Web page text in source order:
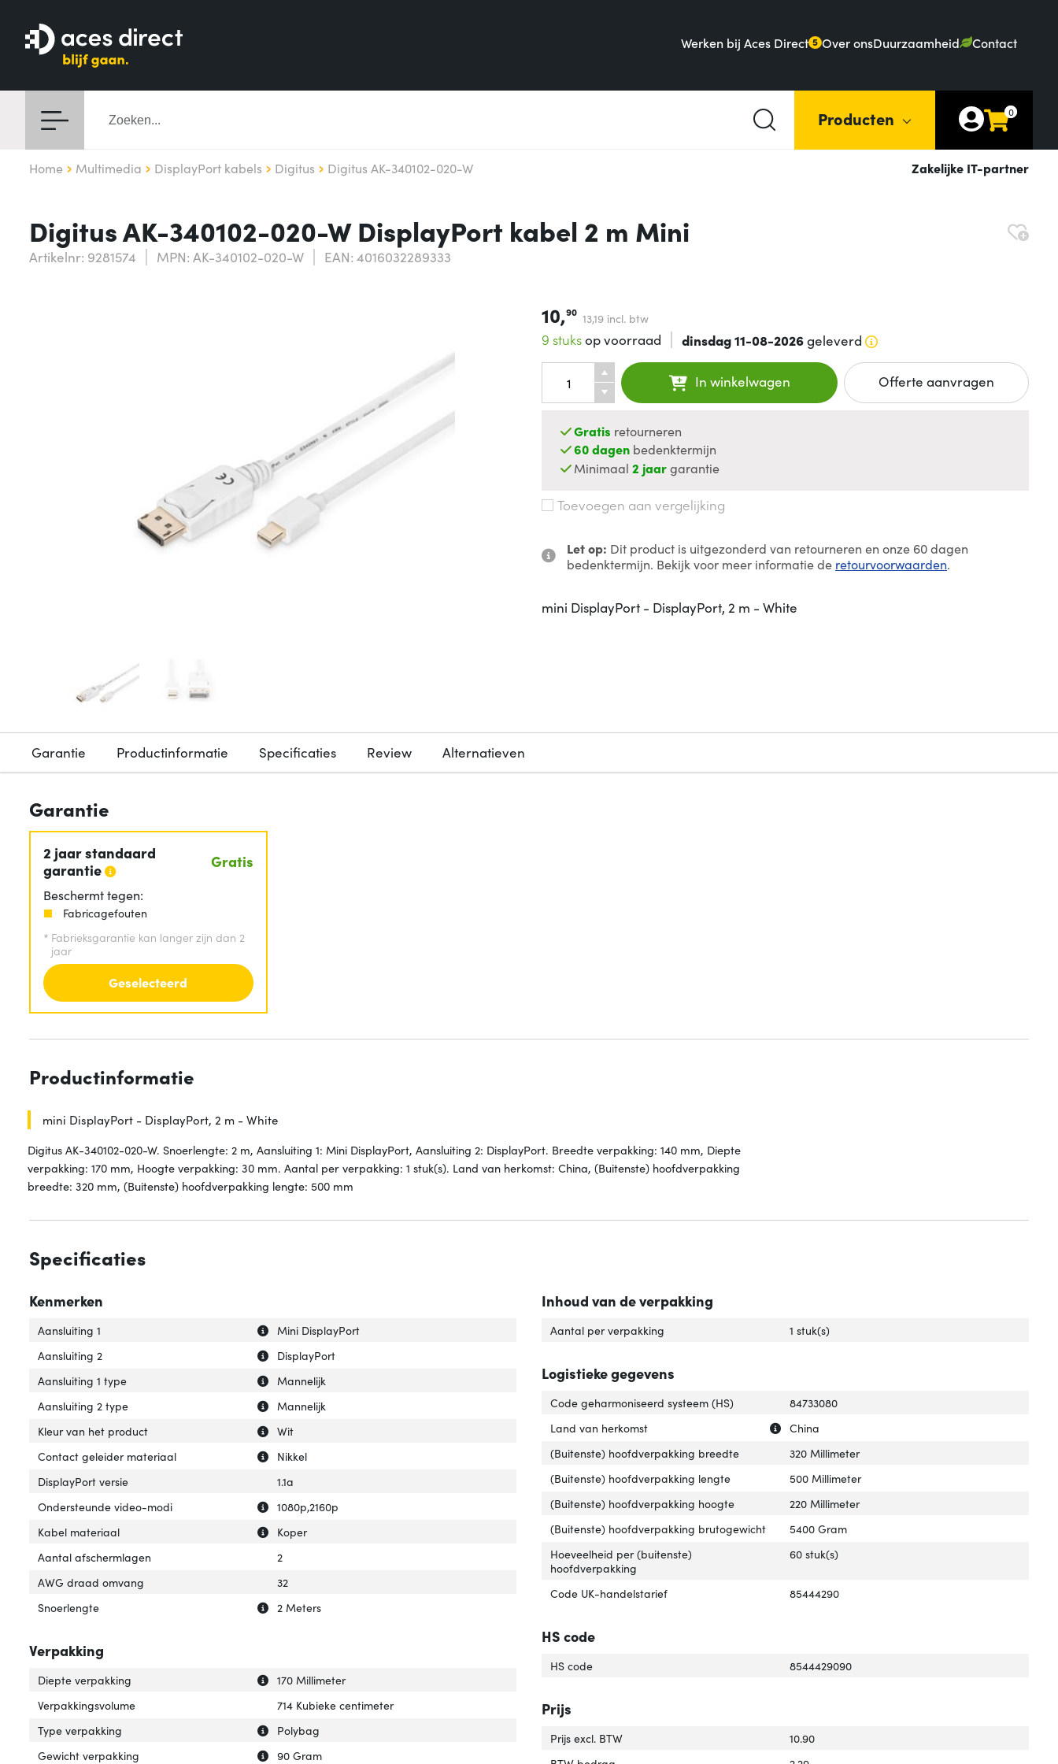
Werken bij Aces Direct 5 Over onsDuurzaamheid Contact
Producten 0
Home Multimedia DisplayPort kabels Digitus Digitus AK-340102-020-W Zakelijke IT-partner
Digitus AK-340102-020-W DisplayPort kabel 2 m Mini
Artikelnr: 9281574 MPN: AK-340102-020-W EAN: 4016032289333
10,90 13,19 incl. btw
9 stuksop voorraad dinsdag 11-08-2026geleverd
In winkelwagen Offerte aanvragen
Gratis retourneren
60 dagen bedenktermijn
Minimaal2 jaargarantie
Toevoegen aan vergelijking
Let op: Dit product is uitgezonderd van retourneren en onze 60 dagen
bedenktermijn. Bekijk voor meer informatie de retourvoorwaarden.
mini DisplayPort - DisplayPort, 2 m - White
Garantie Productinformatie Specificaties Review Alternatieven
Garantie
2 jaar standaard
garantie
Gratis
Beschermt tegen:
Fabricagefouten
* Fabrieksgarantie kan langer zijn dan 2
jaar
Geselecteerd
Productinformatie
mini DisplayPort - DisplayPort, 2 m - White
Digitus AK-340102-020-W. Snoerlengte: 2 m, Aansluiting 1: Mini DisplayPort, Aansluiting 2: DisplayPort. Breedte verpakking: 140 mm, Diepte
verpakking: 170 mm, Hoogte verpakking: 30 mm. Aantal per verpakking: 1 stuk(s). Land van herkomst: China, (Buitenste) hoofdverpakking
breedte: 320 mm, (Buitenste) hoofdverpakking lengte: 500 mm
Specificaties
Kenmerken
Uitleg over 'Aansluiting 1'
Verberg uitleg over 'Aansluiting 1'
Aansluiting 1
Mini DisplayPort
Uitleg over 'Aansluiting 2'
Verberg uitleg over 'Aansluiting 2'
Aansluiting 2
DisplayPort
Uitleg over 'Aansluiting 1 type'
Verberg uitleg over 'Aansluiting 1 type'
Aansluiting 1 type
Mannelijk
Uitleg over 'Aansluiting 2 type'
Verberg uitleg over 'Aansluiting 2 type'
Aansluiting 2 type
Mannelijk
Uitleg over 'Kleur van het product'
Verberg uitleg over 'Kleur van het product'
Kleur van het product
Wit
Uitleg over 'Contact geleider materiaal'
Verberg uitleg over 'Contact geleider materiaal'
Contact geleider materiaal
Nikkel
DisplayPort versie
1.1a
Uitleg over 'Ondersteunde video-modi'
Verberg uitleg over 'Ondersteunde video-modi'
Ondersteunde video-modi
1080p,2160p
Uitleg over 'Kabel materiaal'
Verberg uitleg over 'Kabel materiaal'
Kabel materiaal
Koper
Aantal afschermlagen
2
AWG draad omvang
32
Uitleg over 'Snoerlengte'
Verberg uitleg over 'Snoerlengte'
Snoerlengte 2 Meters
Verpakking
Uitleg over 'Diepte verpakking'
Verberg uitleg over 'Diepte verpakking'
Diepte verpakking
170 Millimeter
Verpakkingsvolume
714 Kubieke centimeter
Uitleg over 'Type verpakking'
Verberg uitleg over 'Type verpakking'
Type verpakking
Polybag
Uitleg over 'Gewicht verpakking'
Verberg uitleg over 'Gewicht verpakking'
Gewicht verpakking
90 Gram
Inhoud van de verpakking
Aantal per verpakking 1 stuk(s)
Logistieke gegevens
Code geharmoniseerd systeem (HS)
84733080
Uitleg over 'Land van herkomst'
Verberg uitleg over 'Land van herkomst'
Land van herkomst
China
(Buitenste) hoofdverpakking breedte
320 Millimeter
(Buitenste) hoofdverpakking lengte
500 Millimeter
(Buitenste) hoofdverpakking hoogte
220 Millimeter
(Buitenste) hoofdverpakking brutogewicht
5400 Gram
Hoeveelheid per (buitenste)
hoofdverpakking
60 stuk(s)
Code UK-handelstarief 85444290
HS code
HS code 8544429090
Prijs
Prijs excl. BTW
10.90